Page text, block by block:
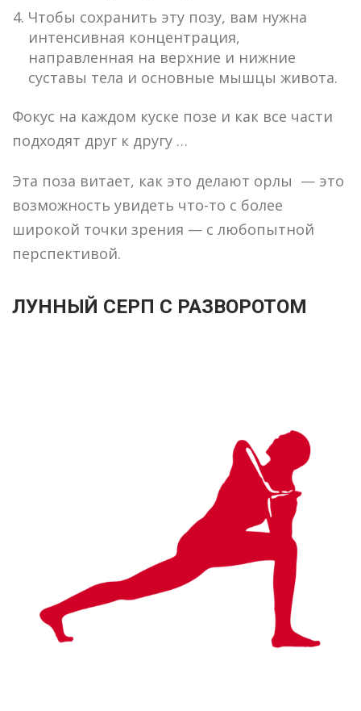
Чтобы сохранить эту позу, вам нужна
интенсивная концентрация,
направленная на верхние и нижние
суставы тела и основные мышцы живота.
Фокус на каждом куске позе и как все части
подходят друг к другу …
Эта поза витает, как это делают орлы — это
возможность увидеть что-то с более
широкой точки зрения — с любопытной
перспективой.
ЛУННЫЙ СЕРП С РАЗВОРОТОМ